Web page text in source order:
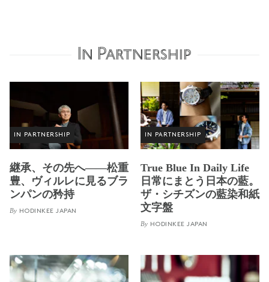
In Partnership
IN PARTNERSHIP
継承、その先へ——松重
豊、ヴィルレに見るブラ
ンパンの矜持
By HODINKEE JAPAN
IN PARTNERSHIP
True Blue In Daily Life
日常にまとう日本の藍。
ザ・シチズンの藍染和紙
文字盤
By HODINKEE JAPAN